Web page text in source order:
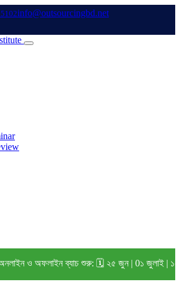
info@outsourcingbd.net
ও অফলাইন ব্যাচ শুরু: 🗓️ ২৫ জুন | 0১ জুলাই | ১৫